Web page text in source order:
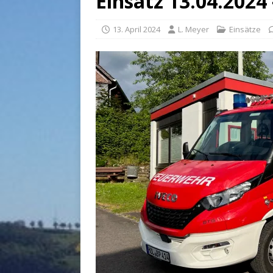
13. April 2024 L. Meyer Einsätze